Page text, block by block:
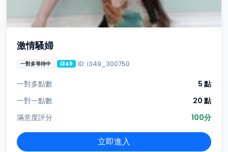
激情騷婦
一對多等待中 i349 ID: i349_300750
一對多點數
5 點
一對一點數
20 點
滿意度評分
100分
立即進入